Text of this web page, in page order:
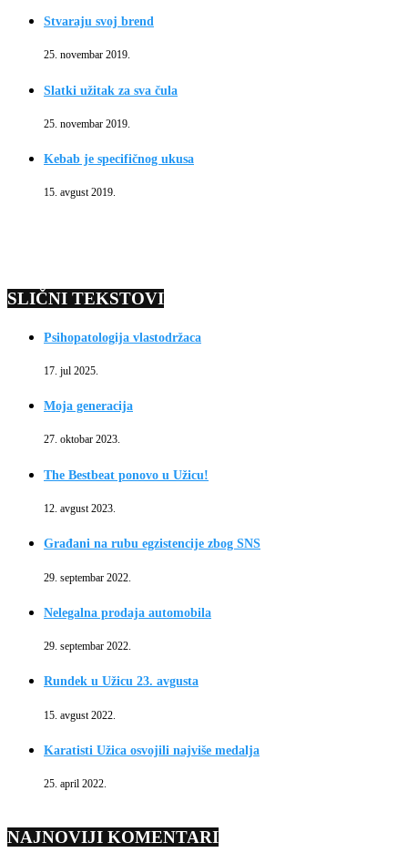
Stvaraju svoj brend
25. novembar 2019.
Slatki užitak za sva čula
25. novembar 2019.
Kebab je specifičnog ukusa
15. avgust 2019.
SLIČNI TEKSTOVI
Psihopatologija vlastodržaca
17. jul 2025.
Moja generacija
27. oktobar 2023.
The Bestbeat ponovo u Užicu!
12. avgust 2023.
Građani na rubu egzistencije zbog SNS
29. septembar 2022.
Nelegalna prodaja automobila
29. septembar 2022.
Rundek u Užicu 23. avgusta
15. avgust 2022.
Karatisti Užica osvojili najviše medalja
25. april 2022.
NAJNOVIJI KOMENTARI